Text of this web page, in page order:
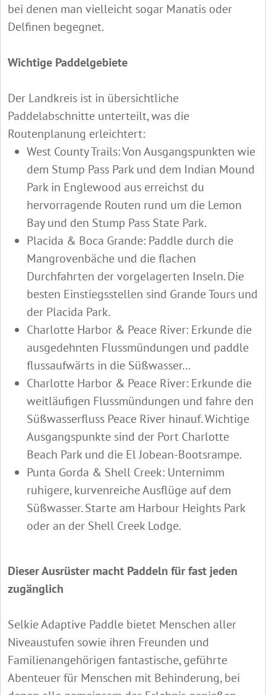
bei denen man vielleicht sogar Manatis oder
Delfinen begegnet.
Wichtige Paddelgebiete
Der Landkreis ist in übersichtliche
Paddelabschnitte unterteilt, was die
Routenplanung erleichtert:
West County Trails: Von Ausgangspunkten wie
dem Stump Pass Park und dem Indian Mound
Park in Englewood aus erreichst du
hervorragende Routen rund um die Lemon
Bay und den Stump Pass State Park.
Placida & Boca Grande: Paddle durch die
Mangrovenbäche und die flachen
Durchfahrten der vorgelagerten Inseln. Die
besten Einstiegsstellen sind Grande Tours und
der Placida Park.
Charlotte Harbor & Peace River: Erkunde die
ausgedehnten Flussmündungen und paddle
flussaufwärts in die Süßwasser...
Charlotte Harbor & Peace River: Erkunde die
weitläufigen Flussmündungen und fahre den
Süßwasserfluss Peace River hinauf. Wichtige
Ausgangspunkte sind der Port Charlotte
Beach Park und die El Jobean-Bootsrampe.
Punta Gorda & Shell Creek: Unternimm
ruhigere, kurvenreiche Ausflüge auf dem
Süßwasser. Starte am Harbour Heights Park
oder an der Shell Creek Lodge.
Dieser Ausrüster macht Paddeln für fast jeden
zugänglich
Selkie Adaptive Paddle bietet Menschen aller
Niveaustufen sowie ihren Freunden und
Familienangehörigen fantastische, geführte
Abenteuer für Menschen mit Behinderung, bei